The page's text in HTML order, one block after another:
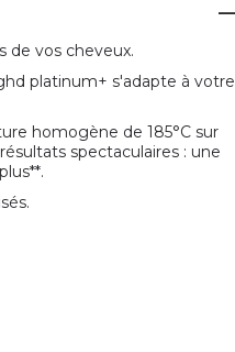
de vos cheveux.
platinum+ s'adapte à votre
homogène de 185°C sur
spectaculaires : une